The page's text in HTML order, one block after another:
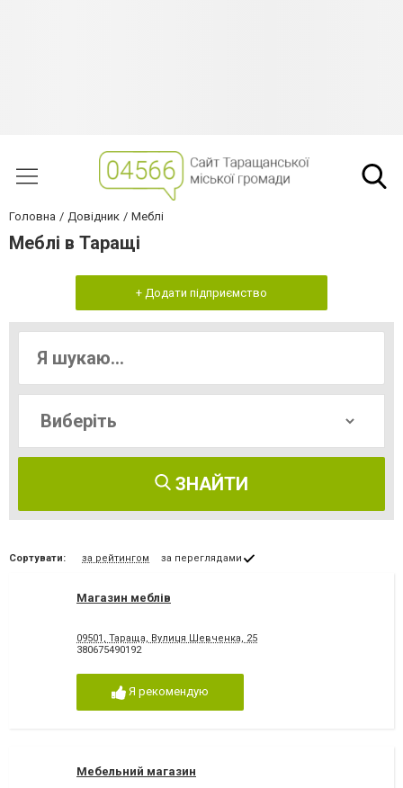
Головна Довідник Меблі
Меблі в Таращі
+ Додати підприємство
ЗНАЙТИ
Сортувати: за рейтингом за переглядами
Магазин меблів
09501, Тараща, Вулиця Шевченка, 25
380675490192
Я рекомендую
Мебельний магазин